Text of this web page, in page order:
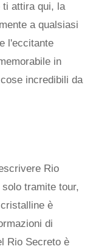
ti attira qui, la
a qualsiasi
l'eccitante
in
incredibili da
Rio
tramite tour,
è
di
Rio Secreto è